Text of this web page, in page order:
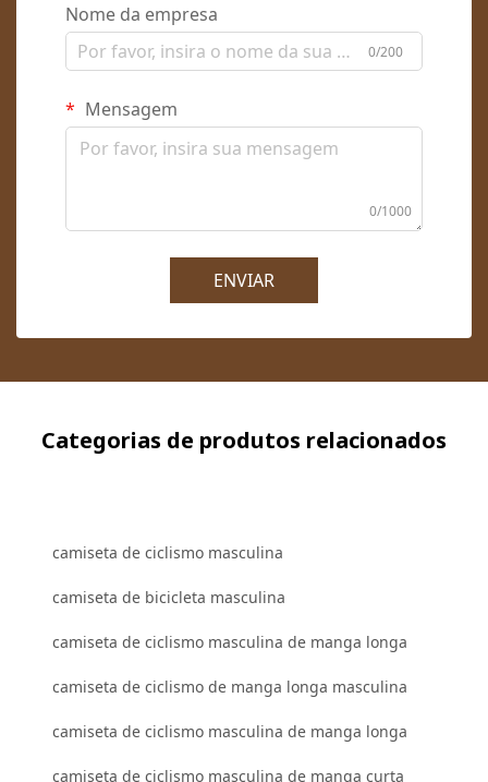
Nome da empresa
0/200
Mensagem
0/1000
ENVIAR
Categorias de produtos relacionados
camiseta de ciclismo masculina
camiseta de bicicleta masculina
camiseta de ciclismo masculina de manga longa
camiseta de ciclismo de manga longa masculina
camiseta de ciclismo masculina de manga longa
camiseta de ciclismo masculina de manga curta